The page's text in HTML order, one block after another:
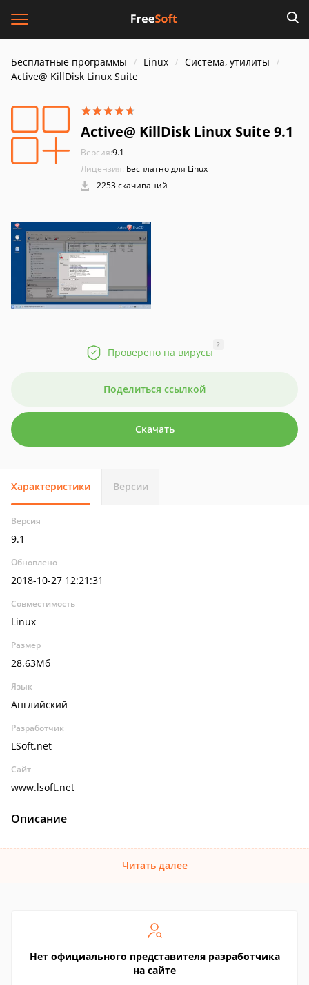
Бесплатные программы Linux
Система, утилиты
Active@ KillDisk Linux Suite
Active@ KillDisk Linux Suite 9.1
Версия:9.1
Лицензия: Бесплатно для Linux
2253 скачиваний
Проверено на вирусы
?
Поделиться ссылкой
Скачать
Характеристики Версии
Версия
9.1
Обновлено
2018-10-27 12:21:31
Совместимость
Linux
Размер
28.63Мб
Язык
Английский
Разработчик
LSoft.net
Сайт
www.lsoft.net
Описание
Читать далее
Нет официального представителя разработчика
на сайте